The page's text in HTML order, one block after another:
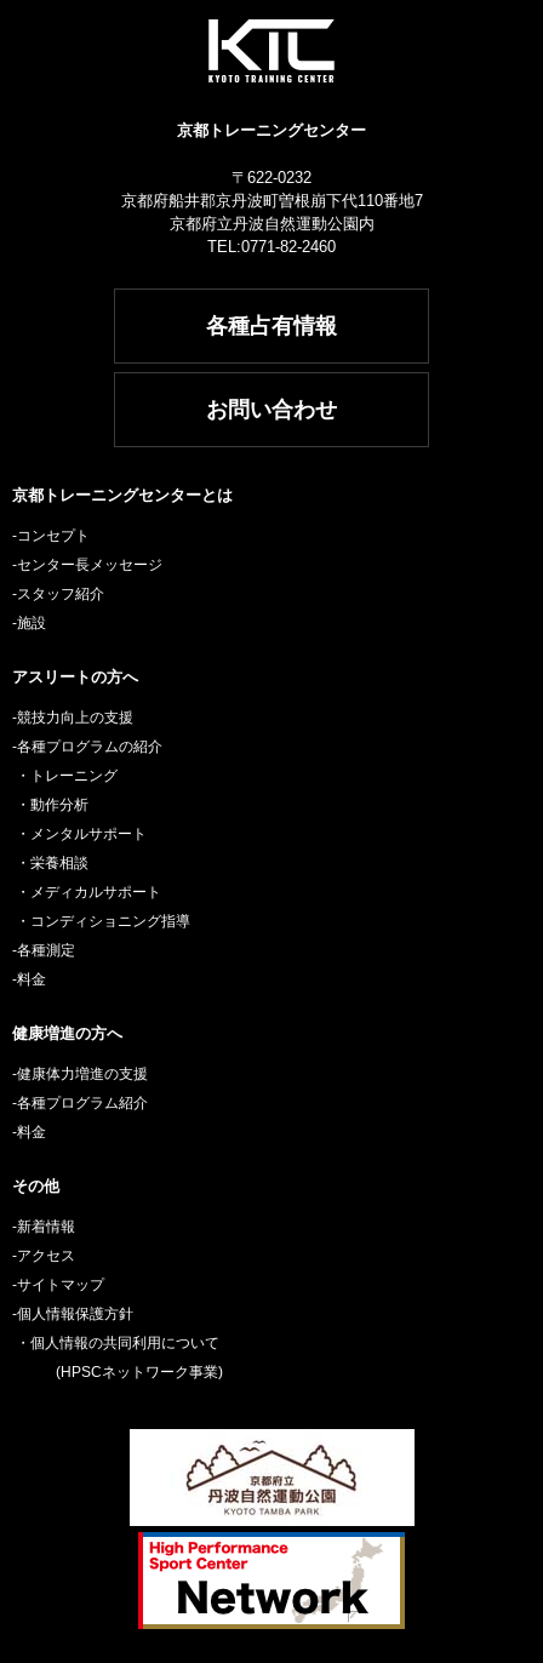
京都トレーニングセンター
〒622-0232
京都府船井郡京丹波町曽根崩下代110番地7
京都府立丹波自然運動公園内
TEL:0771-82-2460
各種占有情報
お問い合わせ
京都トレーニングセンターとは
-コンセプト
-センター長メッセージ
-スタッフ紹介
-施設
アスリートの方へ
-競技力向上の支援
-各種プログラムの紹介
・トレーニング
・動作分析
・メンタルサポート
・栄養相談
・メディカルサポート
・コンディショニング指導
-各種測定
-料金
健康増進の方へ
-健康体力増進の支援
-各種プログラム紹介
-料金
その他
-新着情報
-アクセス
-サイトマップ
-個人情報保護方針
・個人情報の共同利用について
(HPSCネットワーク事業)